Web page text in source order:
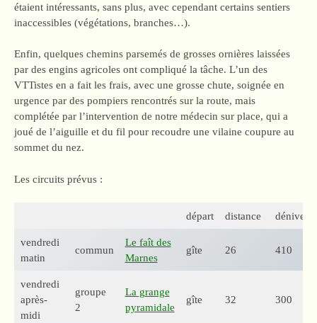
étaient intéressants, sans plus, avec cependant certains sentiers
inaccessibles (végétations, branches…).
Enfin, quelques chemins parsemés de grosses ornières laissées
par des engins agricoles ont compliqué la tâche. L’un des
VTTistes en a fait les frais, avec une grosse chute, soignée en
urgence par des pompiers rencontrés sur la route, mais
complétée par l’intervention de notre médecin sur place, qui a
joué de l’aiguille et du fil pour recoudre une vilaine coupure au
sommet du nez.
Les circuits prévus :
départ distance dénivelé
vendredi
matin
commun
Le faît des
Marnes
gîte 26 410
vendredi
après-
midi
groupe
2
La grange
pyramidale
gîte 32 300